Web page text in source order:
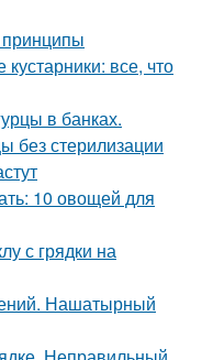
все, что
в банках.
без стерилизации
10 овощей для
с грядки на
Нашатырный